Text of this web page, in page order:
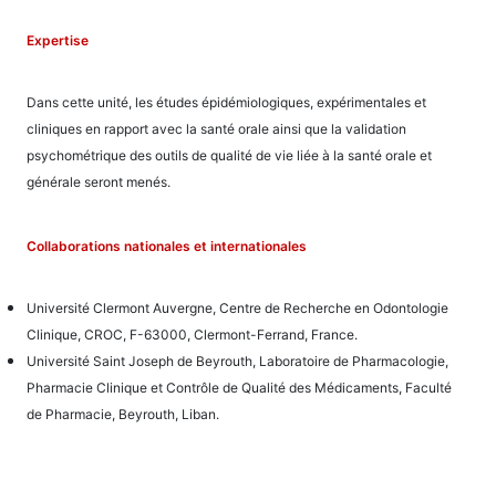
Expertise
Dans cette unité, les études épidémiologiques, expérimentales et
cliniques en rapport avec la santé orale ainsi que la validation
psychométrique des outils de qualité de vie liée à la santé orale et
générale seront menés.
Collaborations nationales et internationales
Université Clermont Auvergne, Centre de Recherche en Odontologie
Clinique, CROC, F-63000, Clermont-Ferrand, France.
Université Saint Joseph de Beyrouth, Laboratoire de Pharmacologie,
Pharmacie Clinique et Contrôle de Qualité des Médicaments, Faculté
de Pharmacie, Beyrouth, Liban.